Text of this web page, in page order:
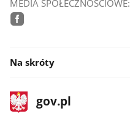
MEDIA SPOŁECZNOŚCIOWE:
Na skróty
stopka
gov.plStrona
gov.pl